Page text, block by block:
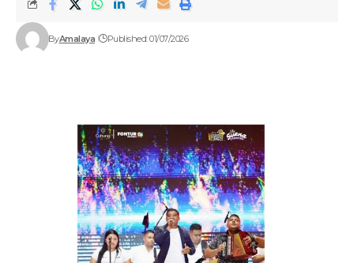
ByAmalaya Published: 01/07/2026